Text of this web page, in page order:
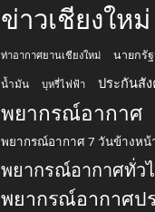
ข่าวเชียงใหม่
ท่าอากาศยานเชียงใหม่ นายกรั
น้ำมัน บุหรี่ไฟฟ้า ประกันสั
พยากรณ์อากาศ
พยากรณ์อากาศ 7 วันข้างหน้
พยากรณ์อากาศทั่ว
พยากรณ์อากาศป